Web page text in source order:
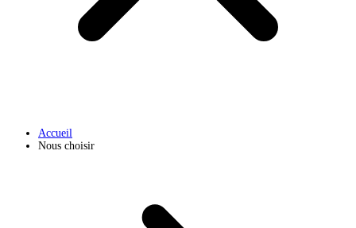
Accueil
Nous choisir